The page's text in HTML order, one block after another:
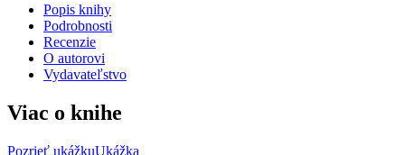
Popis knihy
Podrobnosti
Recenzie
O autorovi
Vydavateľstvo
Viac o knihe
Pozrieť ukážkuUkážka